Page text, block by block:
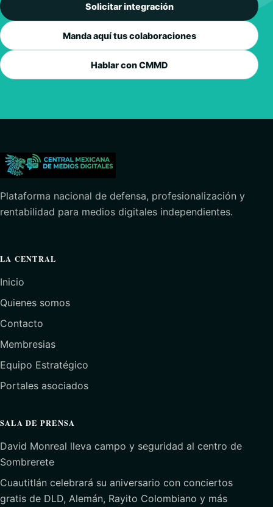
Solicitar integración
Manda aquí tus colaboraciones
Hablar con CMMD
Plataforma nacional de defensa, profesionalización y
rentabilidad para medios digitales independientes.
LA CENTRAL
Inicio
Quienes somos
Contacto
Membresias
Equipo Estratégico
Portales asociados
SALA DE PRENSA
David Monreal lleva campo y seguridad al centro de
Sombrerete
Cuautitlán celebrará su aniversario con conciertos
gratis de DLD, Alemán, Rayito Colombiano y más